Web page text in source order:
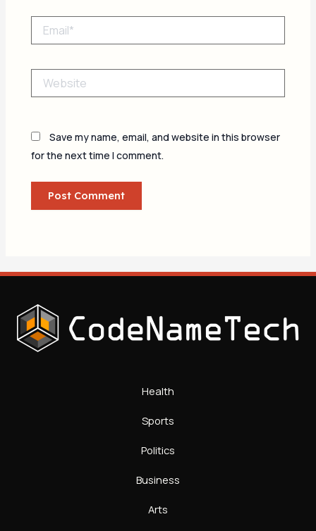
Save my name, email, and website in this browser
for the next time I comment.
Health
Sports
Politics
Business
Arts